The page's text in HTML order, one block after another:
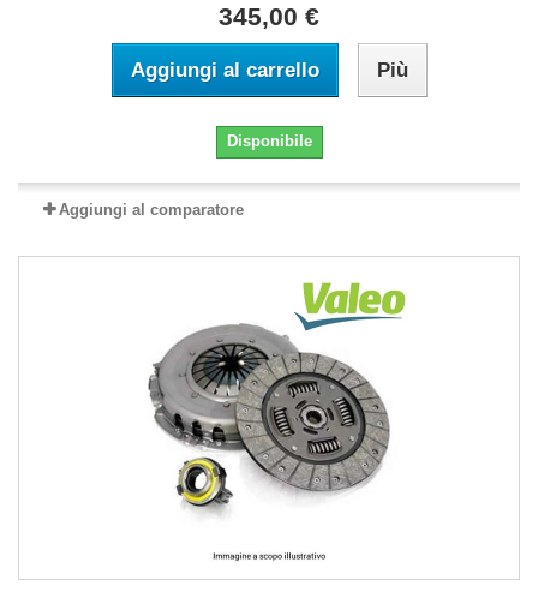
345,00 €
Aggiungi al carrello Più
Disponibile
Aggiungi al comparatore